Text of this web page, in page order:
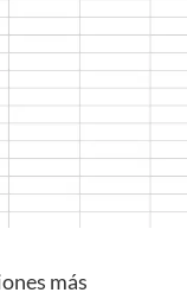
más